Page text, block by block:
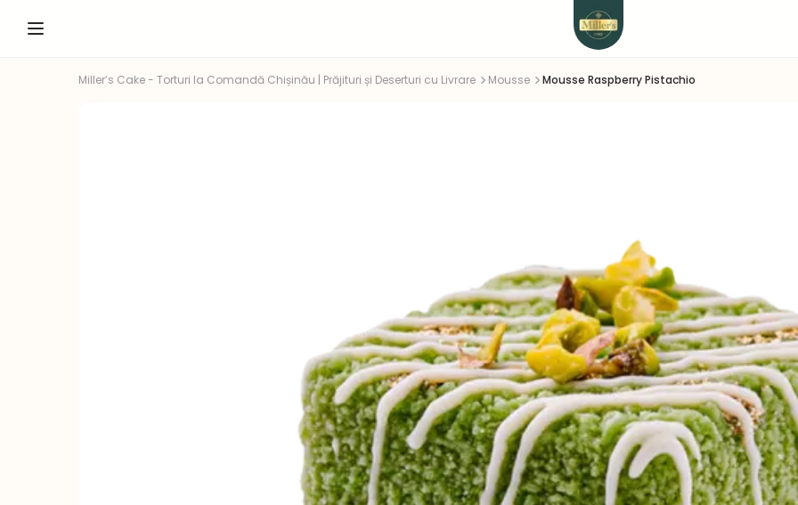
Miller’s Cake - Torturi la Comandă Chișinău | Prăjituri și Deserturi cu Livrare Mousse Mousse Raspberry Pistachio